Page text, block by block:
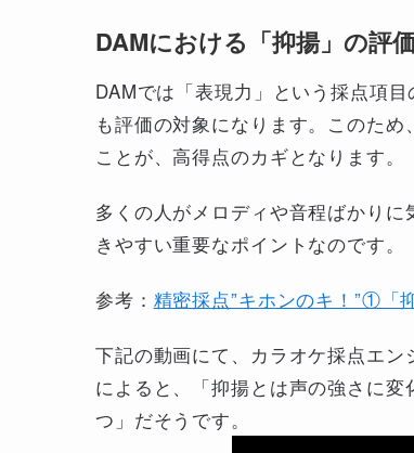
DAMにおける「抑揚」の評
DAMでは「表現力」という採点項
も評価の対象になります。このた
ことが、高得点のカギとなります。
多くの人がメロディや音程ばかり
きやすい重要なポイントなのです。
参考： 精密採点”キホンのキ！”①「
下記の動画にて、カラオケ採点エ
によると、「抑揚とは声の強さに
つ」だそうです。